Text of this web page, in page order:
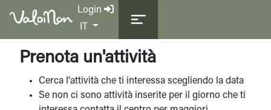
Login
Seleziona la tua lingua
IT
Prenota un'attività
Cerca l'attività che ti interessa scegliendo la data
Se non ci sono attività inserite per il giorno che ti